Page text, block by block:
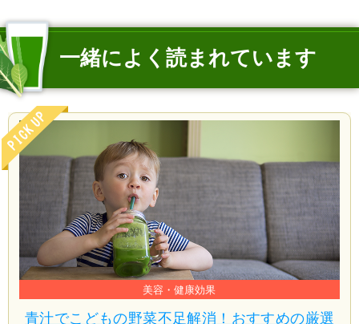
一緒によく読まれています
美容・健康効果
青汁でこどもの野菜不足解消！おすすめの厳選